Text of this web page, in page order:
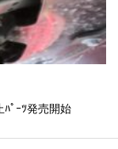
ﾟｰﾂ発売開始